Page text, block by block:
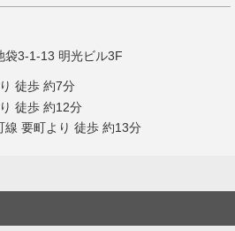
袋3-1-13 明光ビル3F
徒歩 約7分
徒歩 約12分
線 要町より 徒歩 約13分